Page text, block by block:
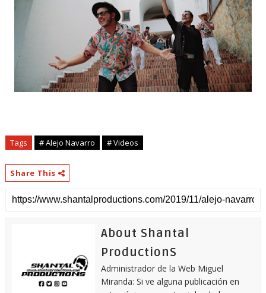
Tags # Alejo Navarro # Videos
Share This
About Shantal
ProductionS
Administrador de la Web Miguel
Miranda: Si ve alguna publicación en